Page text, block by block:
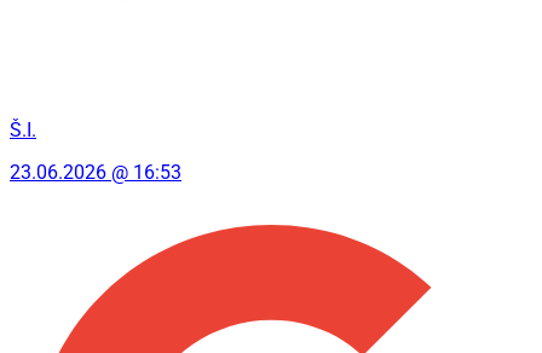
Š.I.
23.06.2026 @ 16:53